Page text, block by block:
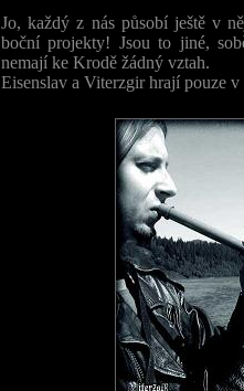
Jo, každý z nás působí ještě v
boční projekty! Jsou to jiné,
nemají ke Krodě žádný vztah.
Eisenslav a Viterzgir hrají pouze